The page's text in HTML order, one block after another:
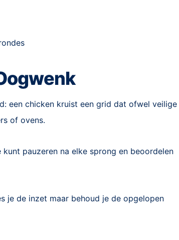
een chicken kruist een grid dat ofwel veilige
of ovens.
pauzeren na elke sprong en beoordelen
je de inzet maar behoud je de opgelopen